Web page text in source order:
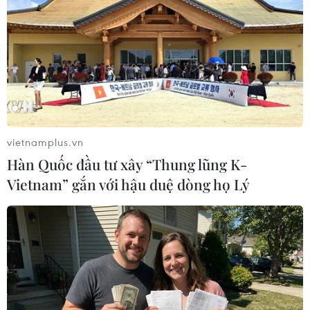
2018, chương trình này đã được đầu tư 20.000 tỷ ruble
(khoảng 330 tỷ USD theo tỷ giá hiện tại).
Nga ra "tối hậu thư" liên quan đến chính
vietnamplus.vn
Hàn Quốc đầu tư xây “Thung lũng K-
Vietnam” gắn với hậu duệ dòng họ Lý